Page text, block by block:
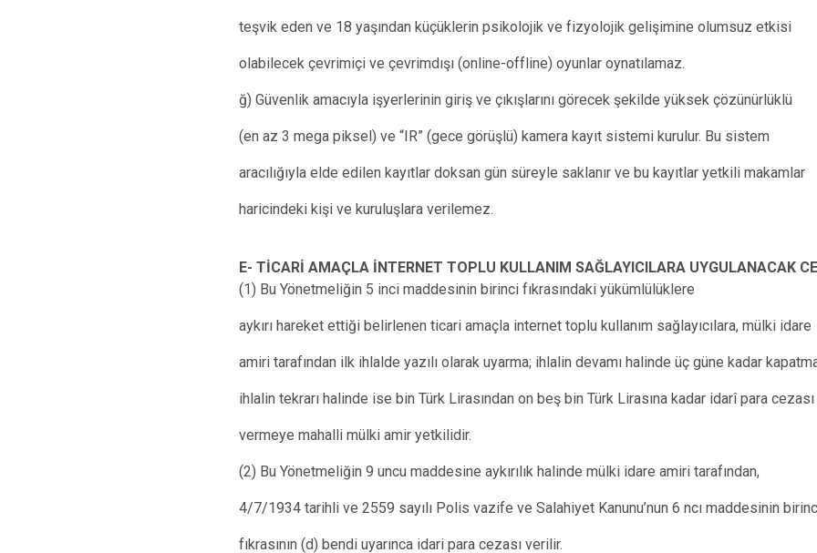
teşvik eden ve 18 yaşından küçüklerin psikolojik ve fizyolojik gelişimine olumsuz etkisi
olabilecek çevrimiçi ve çevrimdışı (online-offline) oyunlar oynatılamaz.
ğ) Güvenlik amacıyla işyerlerinin giriş ve çıkışlarını görecek şekilde yüksek çözünürlüklü
(en az 3 mega piksel) ve “IR” (gece görüşlü) kamera kayıt sistemi kurulur. Bu sistem
aracılığıyla elde edilen kayıtlar doksan gün süreyle saklanır ve bu kayıtlar yetkili makamlar
haricindeki kişi ve kuruluşlara verilemez.
E- TİCARİ AMAÇLA İNTERNET TOPLU KULLANIM SAĞLAYICILARA UYGULANACAK
(1) Bu Yönetmeliğin 5 inci maddesinin birinci fıkrasındaki yükümlülüklere
aykırı hareket ettiği belirlenen ticari amaçla internet toplu kullanım sağlayıcılara, mülki idare
amiri tarafından ilk ihlalde yazılı olarak uyarma; ihlalin devamı halinde üç güne kadar
ihlalin tekrarı halinde ise bin Türk Lirasından on beş bin Türk Lirasına kadar idarî para cezası
vermeye mahalli mülki amir yetkilidir.
(2) Bu Yönetmeliğin 9 uncu maddesine aykırılık halinde mülki idare amiri tarafından,
4/7/1934 tarihli ve 2559 sayılı Polis vazife ve Salahiyet Kanunu’nun 6 ncı maddesinin
fıkrasının (d) bendi uyarınca idari para cezası verilir.